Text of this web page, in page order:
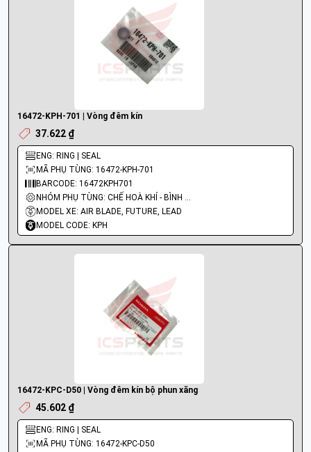
16472-KPH-701 | Vòng đêm kín
37.622 ₫
ENG: RING | SEAL
MÃ PHỤ TÙNG: 16472-KPH-701
BARCODE: 16472KPH701
NHÓM PHỤ TÙNG: CHẾ HOÀ KHÍ - BÌNH XĂNG CON - BƠM XĂNG
MODEL XE: AIR BLADE, FUTURE, LEAD
MODEL CODE: KPH
16472-KPC-D50 | Vòng đêm kín bộ phun xăng
45.602 ₫
ENG: RING | SEAL
MÃ PHỤ TÙNG: 16472-KPC-D50